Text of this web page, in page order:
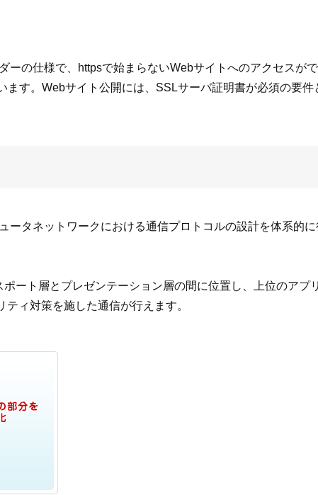
の仕様で、httpsで始まらないWebサイトへのアクセスが
す。Webサイト公開には、SSLサーバ証明書が必須の要件
タネットワークにおける通信プロトコルの設計を体系的
ート層とプレゼンテーション層の間に位置し、上位のアプ
ィ対策を施した通信が行えます。